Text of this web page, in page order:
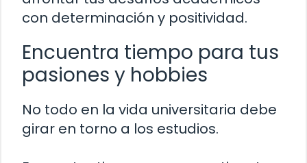
con determinación y positividad.
Encuentra tiempo para tus
pasiones y hobbies
No todo en la vida universitaria debe
girar en torno a los estudios.